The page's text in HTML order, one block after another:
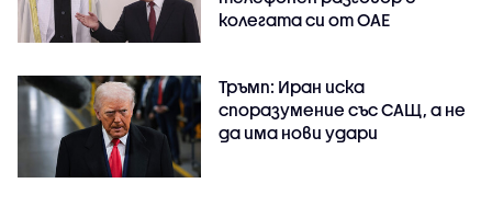
колегата си от ОАЕ
Тръмп: Иран иска
споразумение със САЩ, а не
да има нови удари